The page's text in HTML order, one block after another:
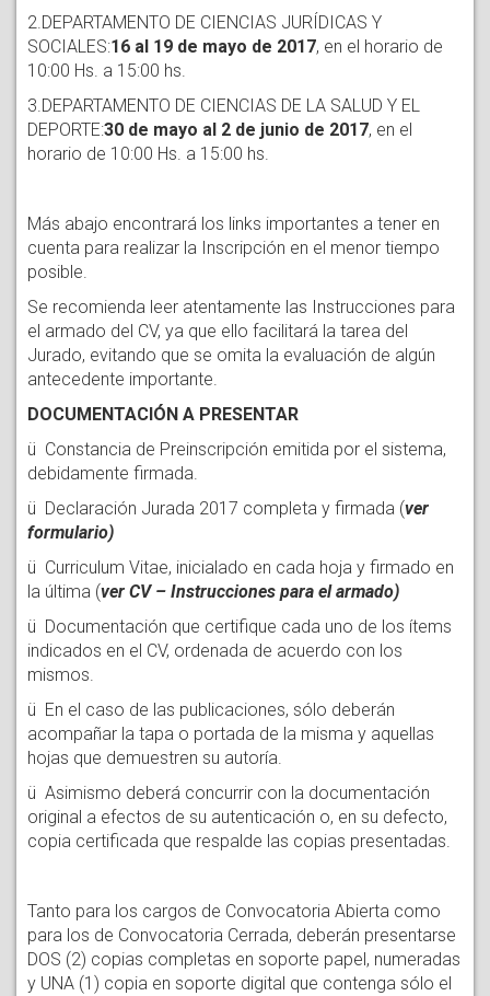
2.DEPARTAMENTO DE CIENCIAS JURÍDICAS Y
SOCIALES:16 al 19 de mayo de 2017, en el horario de
10:00 Hs. a 15:00 hs.
3.DEPARTAMENTO DE CIENCIAS DE LA SALUD Y EL
DEPORTE:30 de mayo al 2 de junio de 2017, en el
horario de 10:00 Hs. a 15:00 hs.
Más abajo encontrará los links importantes a tener en
cuenta para realizar la Inscripción en el menor tiempo
posible.
Se recomienda leer atentamente las Instrucciones para
el armado del CV, ya que ello facilitará la tarea del
Jurado, evitando que se omita la evaluación de algún
antecedente importante.
DOCUMENTACIÓN A PRESENTAR
ü Constancia de Preinscripción emitida por el sistema,
debidamente firmada.
ü Declaración Jurada 2017 completa y firmada (ver
formulario)
ü Curriculum Vitae, inicialado en cada hoja y firmado en
la última (ver CV – Instrucciones para el armado)
ü Documentación que certifique cada uno de los ítems
indicados en el CV, ordenada de acuerdo con los
mismos.
ü En el caso de las publicaciones, sólo deberán
acompañar la tapa o portada de la misma y aquellas
hojas que demuestren su autoría.
ü Asimismo deberá concurrir con la documentación
original a efectos de su autenticación o, en su defecto,
copia certificada que respalde las copias presentadas.
Tanto para los cargos de Convocatoria Abierta como
para los de Convocatoria Cerrada, deberán presentarse
DOS (2) copias completas en soporte papel, numeradas
y UNA (1) copia en soporte digital que contenga sólo el